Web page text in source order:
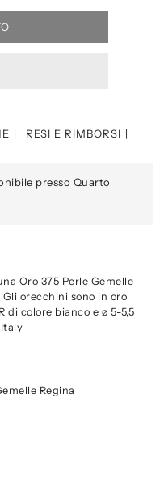
RESI E RIMBORSI
presso Quarto
Oro 375 Perle Gemelle
Gli orecchini sono in oro
di colore bianco e ø 5-5,5
Regina